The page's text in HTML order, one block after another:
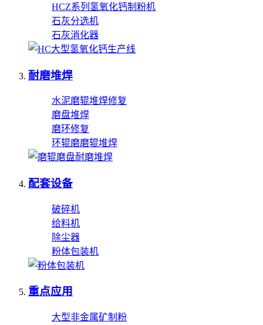
HCZ系列氢氧化钙制粉机
石灰分选机
石灰消化器
耐磨堆焊
水泥磨辊堆焊修复
磨盘堆焊
磨环修复
环辊磨磨辊堆焊
配套设备
破碎机
给料机
除尘器
粉体包装机
重点应用
大型非金属矿制粉